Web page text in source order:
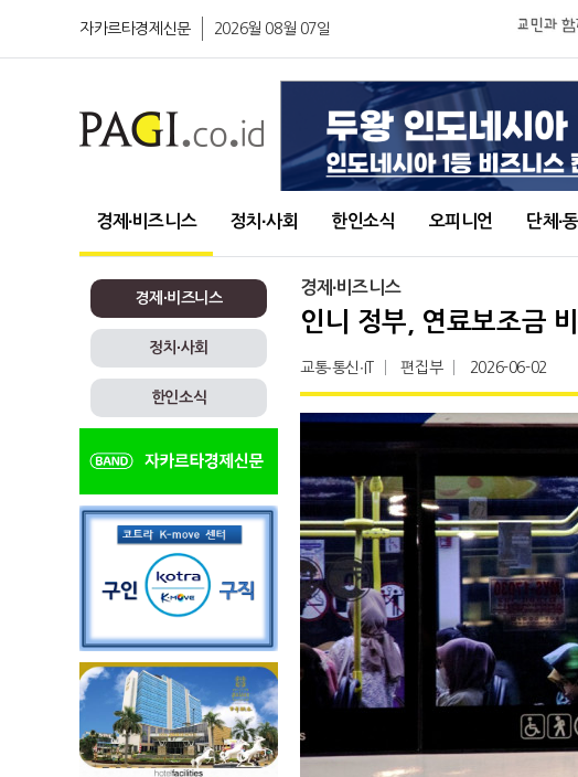
자카르타경제신문 2026월 08월 07일
경제∙비즈니스 정치∙사회 한인소식 오피니언 단체∙
경제∙비즈니스
정치∙사회
한인소식
경제∙비즈니스
인니 정부, 연료보조금
교통∙통신∙IT 편집부 2026-06-02